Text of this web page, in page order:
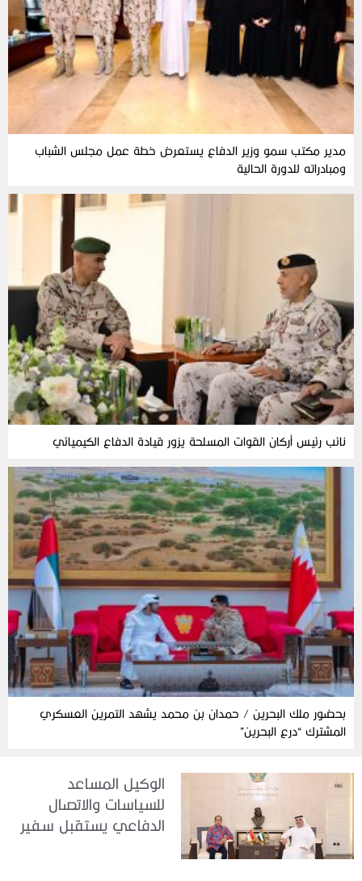
مدير مكتب سمو وزير الدفاع يستعرض خطة عمل مجلس الشباب
ومبادراته للدورة الحالية
نائب رئيس أركان القوات المسلحة يزور قيادة الدفاع الكيميائي
بحضور ملك البحرين / حمدان بن محمد يشهد التمرين العسكري
المشترك “درع البحرين”
الوكيل المساعد
للسياسات والاتصال
الدفاعي يستقبل سفير